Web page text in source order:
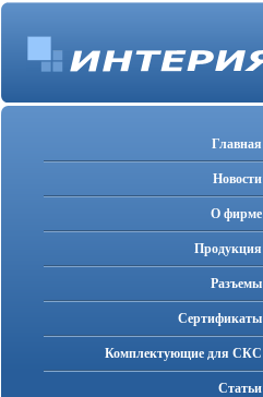
Главная
Новости
О фирме
Продукция
Разъемы
Cертификаты
Комплектующие для СКС
Статьи